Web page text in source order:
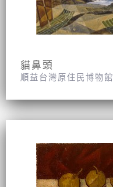
貓鼻頭
順益台灣原住民博物館